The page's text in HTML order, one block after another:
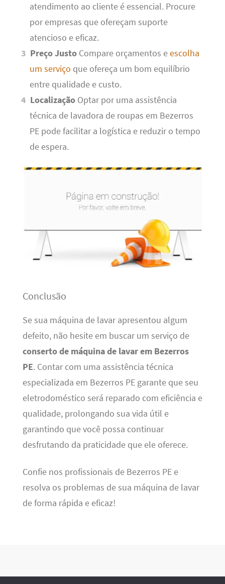
atendimento ao cliente é essencial. Procure
por empresas que ofereçam suporte
atencioso e eficaz.
Preço Justo Compare orçamentos eescolha
um serviço que ofereça um bom equilíbrio
entre qualidade e custo.
Localização Optar por uma assistência
técnica de lavadora de roupas em Bezerros
PE pode facilitar a logística e reduzir o tempo
de espera.
Conclusão
Se sua máquina de lavar apresentou algum
defeito, não hesite em buscar um serviço de
conserto de máquina de lavar em Bezerros
PE. Contar com uma assistência técnica
especializada em Bezerros PE garante que seu
eletrodoméstico será reparado com eficiência e
qualidade, prolongando sua vida útil e
garantindo que você possa continuar
desfrutando da praticidade que ele oferece.
Confie nos profissionais de Bezerros PE e
resolva os problemas de sua máquina de lavar
de forma rápida e eficaz!